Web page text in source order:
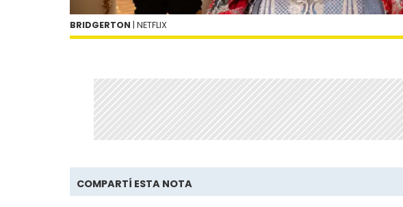
BRIDGERTON | NETFLIX
COMPARTÍ ESTA NOTA